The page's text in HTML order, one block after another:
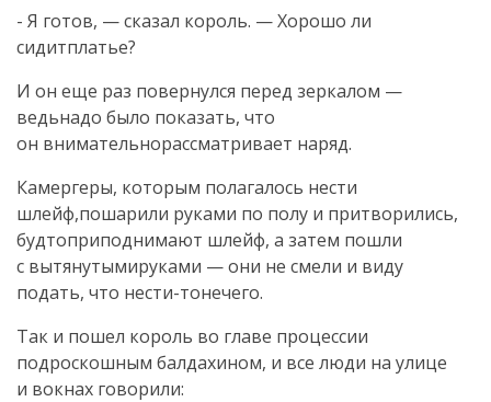
- Я готов, — сказал король. — Хорошо ли
сидитплатье?
И он еще раз повернулся перед зеркалом —
ведьнадо было показать, что
он внимательнорассматривает наряд.
Камергеры, которым полагалось нести
шлейф,пошарили руками по полу и притворились,
будтоприподнимают шлейф, а затем пошли
с вытянутымируками — они не смели и виду
подать, что нести-тонечего.
Так и пошел король во главе процессии
подроскошным балдахином, и все люди на улице
и вокнах говорили: